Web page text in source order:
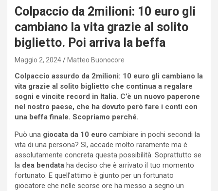
Colpaccio da 2milioni: 10 euro gli
cambiano la vita grazie al solito
biglietto. Poi arriva la beffa
Maggio 2, 2024 Matteo Buonocore
Colpaccio assurdo da 2milioni: 10 euro gli cambiano la
vita grazie al solito biglietto che continua a regalare
sogni e vincite record in Italia. C’è un nuovo paperone
nel nostro paese, che ha dovuto però fare i conti con
una beffa finale. Scopriamo perché.
Può una giocata da 10 euro cambiare in pochi secondi la
vita di una persona? Sì, accade molto raramente ma è
assolutamente concreta questa possibilità. Soprattutto se
la dea bendata ha deciso che è arrivato il tuo momento
fortunato. E quell’attimo è giunto per un fortunato
giocatore che nelle scorse ore ha messo a segno un